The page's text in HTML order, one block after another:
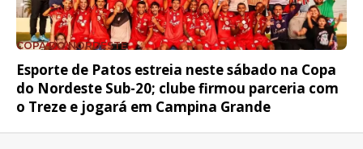
COPA DO NORDESTE
Esporte de Patos estreia neste sábado na Copa
do Nordeste Sub-20; clube firmou parceria com
o Treze e jogará em Campina Grande